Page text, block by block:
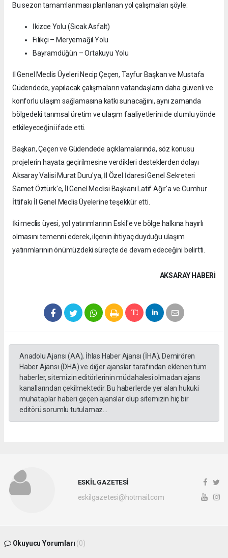
Bu sezon tamamlanması planlanan yol çalışmaları şöyle:
İkizce Yolu (Sıcak Asfalt)
Filikçi – Meryemağıl Yolu
Bayramdüğün – Ortakuyu Yolu
İl Genel Meclis Üyeleri Necip Çeçen, Tayfur Başkan ve Mustafa
Güdendede, yapılacak çalışmaların vatandaşların daha güvenli ve
konforlu ulaşım sağlamasına katkı sunacağını, aynı zamanda
bölgedeki tarımsal üretim ve ulaşım faaliyetlerini de olumlu yönde
etkileyeceğini ifade etti.
Başkan, Çeçen ve Güdendede açıklamalarında, söz konusu
projelerin hayata geçirilmesine verdikleri desteklerden dolayı
Aksaray Valisi Murat Duru'ya, İl Özel İdaresi Genel Sekreteri
Samet Öztürk'e, İl Genel Meclisi Başkanı Latif Ağır'a ve Cumhur
İttifakı İl Genel Meclis Üyelerine teşekkür etti.
İki meclis üyesi, yol yatırımlarının Eskil'e ve bölge halkına hayırlı
olmasını temenni ederek, ilçenin ihtiyaç duyduğu ulaşım
yatırımlarının önümüzdeki süreçte de devam edeceğini belirtti.
AKSARAY HABERİ
Anadolu Ajansı (AA), İhlas Haber Ajansı (İHA), Demirören
Haber Ajansı (DHA) ve diğer ajanslar tarafından eklenen tüm
haberler, sitemizin editörlerinin müdahalesi olmadan ajans
kanallarından çekilmektedir. Bu haberlerde yer alan hukuki
muhataplar haberi geçen ajanslar olup sitemizin hiç bir
editörü sorumlu tutulamaz...
ESKİL GAZETESİ
eskilgazetesi@hotmail.com
Okuyucu Yorumları (0)